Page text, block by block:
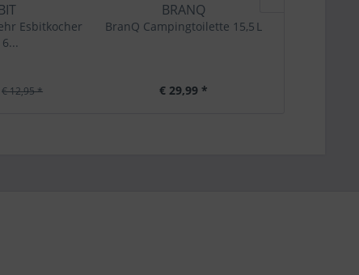
Esbitkocher
€ 12,95 *
BRANQ
BranQ Campingtoilette 15,5 L
€ 29,99 *